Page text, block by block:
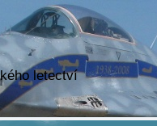
letectví